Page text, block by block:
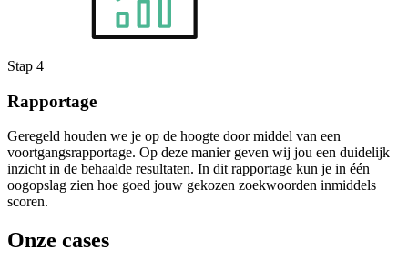
Stap 4
Rapportage
Geregeld houden we je op de hoogte door middel van een
voortgangsrapportage. Op deze manier geven wij jou een duidelijk
inzicht in de behaalde resultaten. In dit rapportage kun je in één
oogopslag zien hoe goed jouw gekozen zoekwoorden inmiddels
scoren.
Onze cases